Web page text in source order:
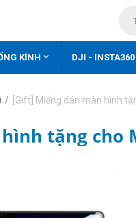
KÍNH  DJI - INSTA360
/ [Gift] Miếng dán màn hình
tặng cho